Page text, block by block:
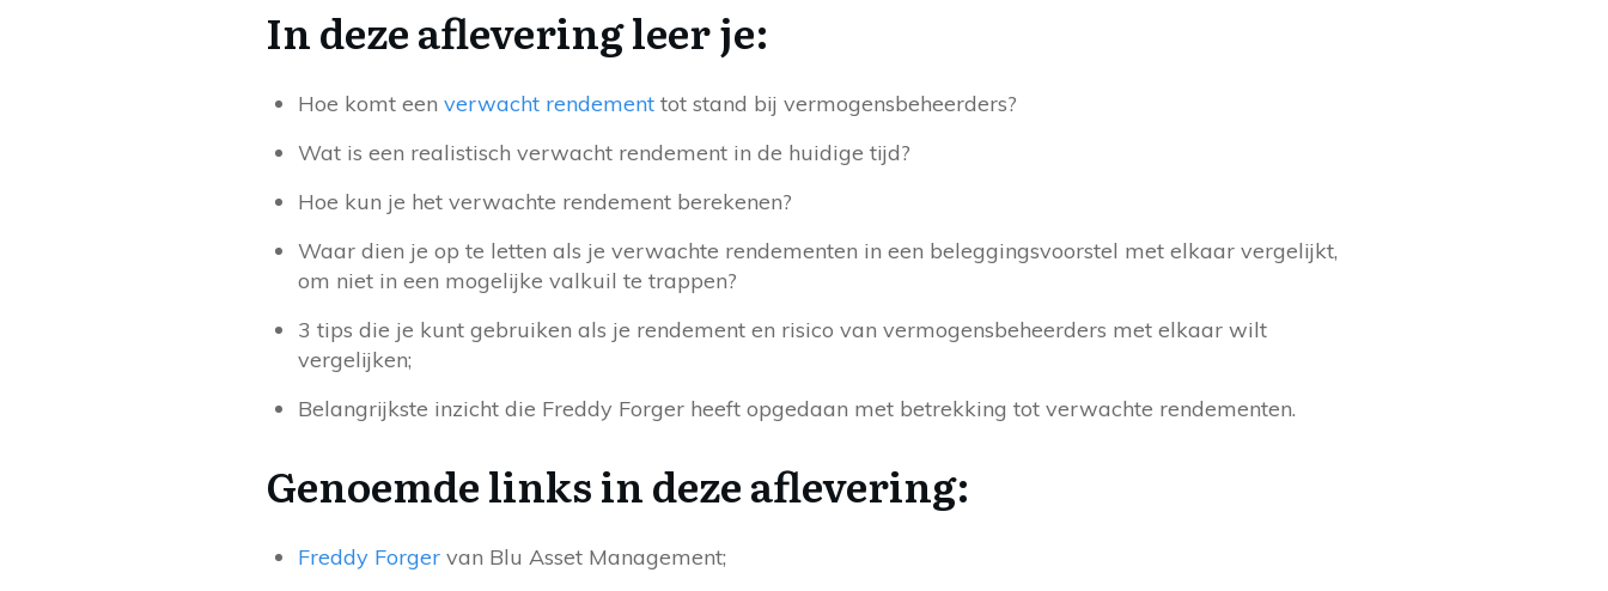
In deze aflevering leer je:
Hoe komt een verwacht rendement tot stand bij vermogensbeheerders?
Wat is een realistisch verwacht rendement in de huidige tijd?
Hoe kun je het verwachte rendement berekenen?
Waar dien je op te letten als je verwachte rendementen in een beleggingsvoorstel met elkaar vergelijkt,
om niet in een mogelijke valkuil te trappen?
3 tips die je kunt gebruiken als je rendement en risico van vermogensbeheerders met elkaar wilt
vergelijken;
Belangrijkste inzicht die Freddy Forger heeft opgedaan met betrekking tot verwachte rendementen.
Genoemde links in deze aflevering:
Freddy Forger van Blu Asset Management;